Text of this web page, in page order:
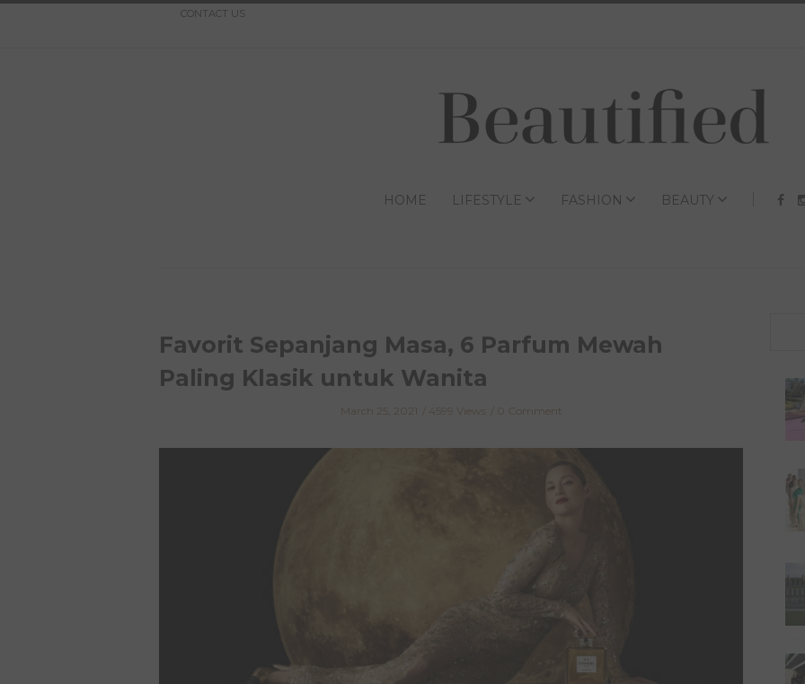
CONTACT US
HOME LIFESTYLE FASHION BEAUTY
Favorit Sepanjang Masa, 6 Parfum Mewah
Paling Klasik untuk Wanita
March 25, 2021 4599 Views 0 Comment